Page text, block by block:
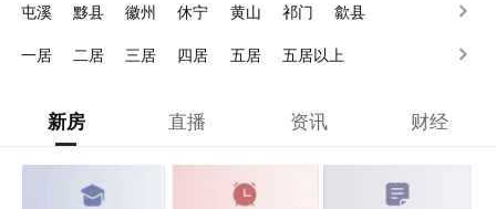
屯溪 黟县 徽州 休宁 黄山 祁门 歙县
一居 二居 三居 四居 五居 五居以上
新房 直播 资讯 财经